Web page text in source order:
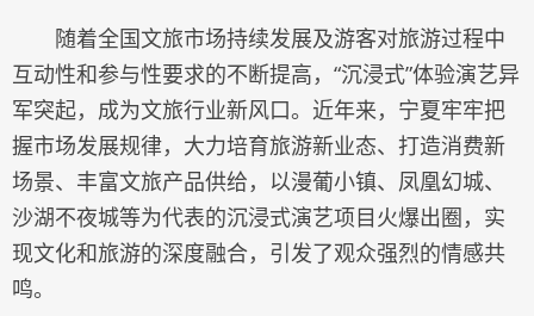
随着全国文旅市场持续发展及游客对旅游过程中
互动性和参与性要求的不断提高，“沉浸式”体验演艺异
军突起，成为文旅行业新风口。近年来，宁夏牢牢把
握市场发展规律，大力培育旅游新业态、打造消费新
场景、丰富文旅产品供给，以漫葡小镇、凤凰幻城、
沙湖不夜城等为代表的沉浸式演艺项目火爆出圈，实
现文化和旅游的深度融合，引发了观众强烈的情感共
鸣。